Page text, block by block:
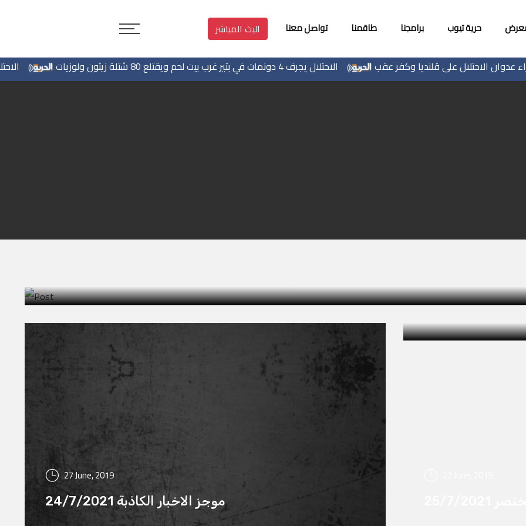
حرية تيوب برامجنا طاقمنا تواصل معنا البث المباشر
الاحتلال يهدم منزلا الاحتلال يجرف 4 دونمات في بتير غرب بيت لحم ويقتلع 80 شتلة زيتون ولوزيات
27 June, 2019
موجز الاخبار الكاذبة 24/7/2021